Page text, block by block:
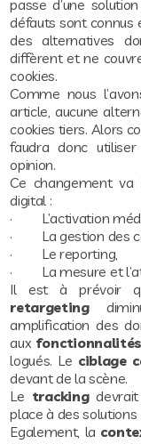
passe d’une
défauts sont connus
des alternatives
diffèrent et ne
cookies.
Comme nous
article, aucune
cookies tiers. Alors
faudra donc
opinion.
Ce changement va
digital :
· L’activation
· La gestion des
· Le reporting,
· La mesure et
Il est à prévoir
retargeting
amplification des
aux
logués. Le ciblage
devant de la scène.
Le trackingdevrait
place à des solutions
Egalement, la